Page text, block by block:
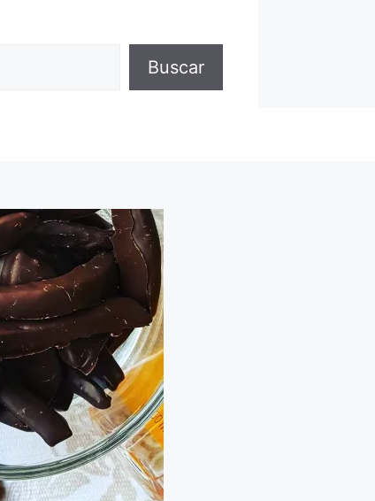
Buscar